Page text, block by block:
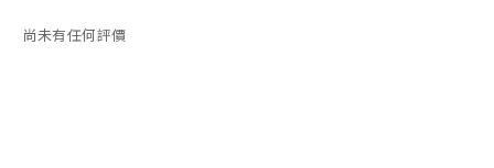
尚未有任何評價